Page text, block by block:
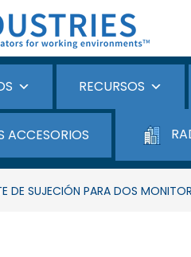
RECURSOS
ACCESORIOS
DE SUJECIÓN PARA DOS